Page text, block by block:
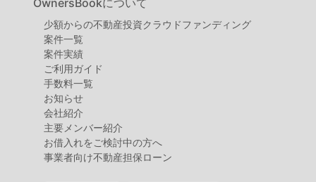
OwnersBookについて
少額からの不動産投資クラウドファンディング
案件⼀覧
案件実績
ご利用ガイド
手数料一覧
お知らせ
会社紹介
主要メンバー紹介
お借入れをご検討中の方へ
事業者向け不動産担保ローン